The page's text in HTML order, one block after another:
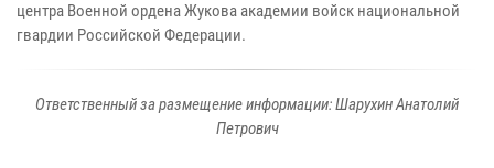
центра Военной ордена Жукова академии войск национальной
гвардии Российской Федерации.
Ответственный за размещение информации: Шарухин Анатолий
Петрович